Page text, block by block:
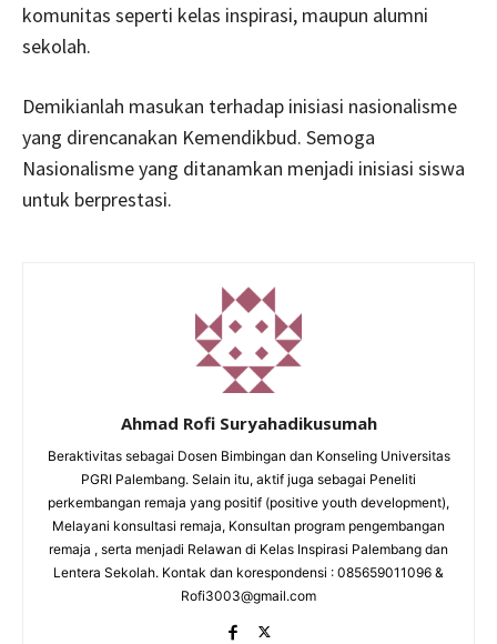
komunitas seperti kelas inspirasi, maupun alumni
sekolah.
Demikianlah masukan terhadap inisiasi nasionalisme
yang direncanakan Kemendikbud. Semoga
Nasionalisme yang ditanamkan menjadi inisiasi siswa
untuk berprestasi.
Ahmad Rofi Suryahadikusumah
Beraktivitas sebagai Dosen Bimbingan dan Konseling Universitas
PGRI Palembang. Selain itu, aktif juga sebagai Peneliti
perkembangan remaja yang positif (positive youth development),
Melayani konsultasi remaja, Konsultan program pengembangan
remaja , serta menjadi Relawan di Kelas Inspirasi Palembang dan
Lentera Sekolah. Kontak dan korespondensi : 085659011096 &
Rofi3003@gmail.com